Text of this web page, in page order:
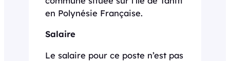
en Polynésie Française.
Salaire
Le salaire pour ce poste n’est pas